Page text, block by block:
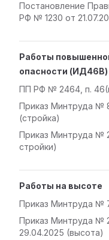
Постановление
РФ № 1230 от
Работы
опасности (ИД46В)
ПП РФ № 2464, п.
Приказ Минтруда №
(стройка)
Приказ Минтруда №
стройки)
Работы на высоте
Приказ Минтруда №
Приказ Минтруда №
29.04.2025 (высота)